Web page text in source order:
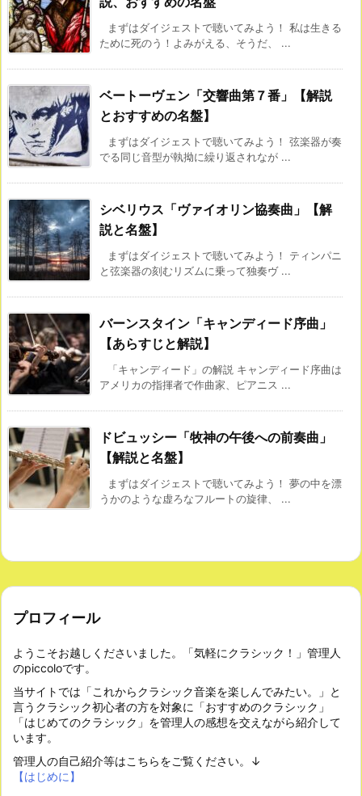
まずはダイジェストで聴いてみよう！ 私は生きる
ために死のう！よみがえる、そうだ、 ...
ベートーヴェン「交響曲第７番」【解説
とおすすめの名盤】
まずはダイジェストで聴いてみよう！ 弦楽器が奏
でる同じ音型が執拗に繰り返されなが ...
シベリウス「ヴァイオリン協奏曲」【解
説と名盤】
まずはダイジェストで聴いてみよう！ ティンパニ
と弦楽器の刻むリズムに乗って独奏ヴ ...
バーンスタイン「キャンディード序曲」
【あらすじと解説】
「キャンディード」の解説 キャンディード序曲は
アメリカの指揮者で作曲家、ピアニス ...
ドビュッシー「牧神の午後への前奏曲」
【解説と名盤】
まずはダイジェストで聴いてみよう！ 夢の中を漂
うかのような虚ろなフルートの旋律、 ...
プロフィール
ようこそお越しくださいました。「気軽にクラシック！」管理人
のpiccoloです。
当サイトでは「これからクラシック音楽を楽しんでみたい。」と
言うクラシック初心者の方を対象に「おすすめのクラシック」
「はじめてのクラシック」を管理人の感想を交えながら紹介して
います。
管理人の自己紹介等はこちらをご覧ください。↓
【はじめに】